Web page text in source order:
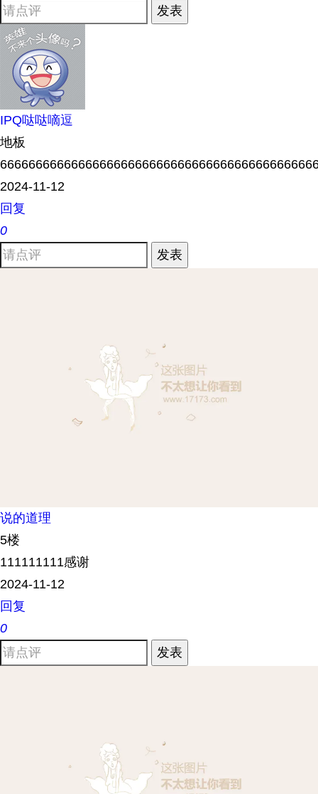
发表
IPQ哒哒嘀逗
地板
2024-11-12
回复
0
发表
说的道理
5楼
111111111感谢
2024-11-12
回复
0
发表